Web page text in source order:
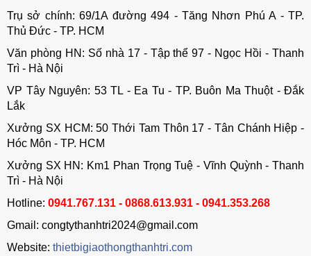
Trụ sở chính: 69/1A đường 494 - Tăng Nhơn Phú A - TP.
Thủ Đức - TP. HCM
Văn phòng HN: Số nhà 17 - Tập thể 97 - Ngọc Hồi - Thanh
Trì - Hà Nội
VP Tây Nguyên: 53 TL - Ea Tu - TP. Buôn Ma Thuột - Đắk
Lắk
Xưởng SX HCM: 50 Thới Tam Thôn 17 - Tân Chánh Hiệp -
Hóc Môn - TP. HCM
Xưởng SX HN: Km1 Phan Trọng Tuệ - Vĩnh Quỳnh - Thanh
Trì - Hà Nội
Hotline: 0941.767.131 - 0868.613.931 - 0941.353.268
Gmail: congtythanhtri2024@gmail.com
Website: thietbigiaothongthanhtri.com